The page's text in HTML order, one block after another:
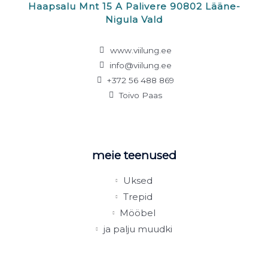
Haapsalu Mnt 15 A Palivere 90802 Lääne-
Nigula Vald
www.viilung.ee
info@viilung.ee
+372 56 488 869
Toivo Paas
meie teenused
Uksed
Trepid
Mööbel
ja palju muudki